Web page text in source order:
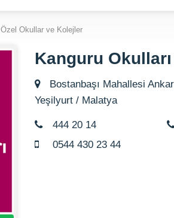
Özel Okullar ve Kolejler
Kanguru Okulları
Bostanbaşı Mahallesi
Yeşilyurt / Malatya
444 20 14
0544 430 23 44